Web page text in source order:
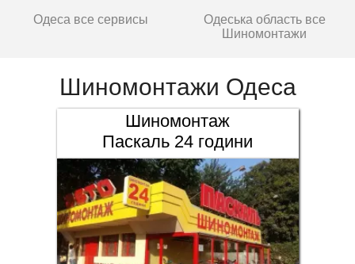
Одеса все сервисы
Одеська область все
Шиномонтажи
Шиномонтажи Одеса
Шиномонтаж
Паскаль 24 години